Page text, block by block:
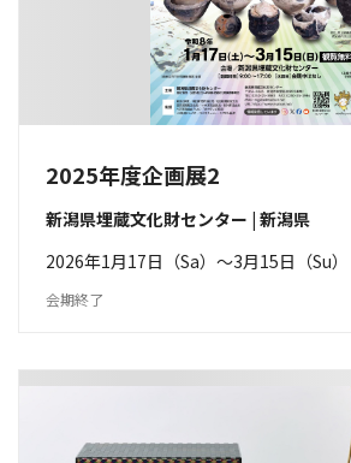
2025年度企画展2
新潟県埋蔵文化財センター | 新潟県
2026年1月17日（Sa）〜3月15日（Su）
会期終了